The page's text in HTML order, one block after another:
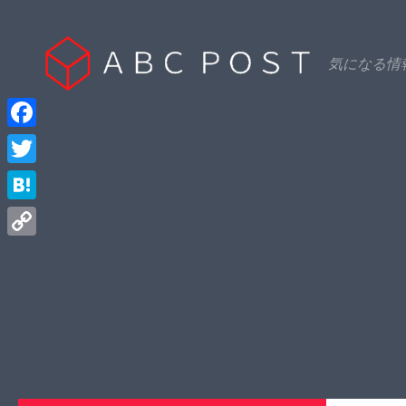
気になる情
Facebook
Twitter
Hatena